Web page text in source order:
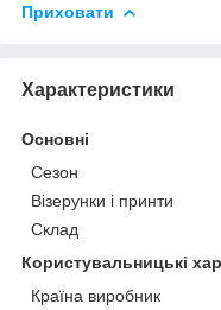
Приховати
Характеристики
Основні
Сезон
Візерунки і принти
Склад
Користувальницькі
Країна виробник